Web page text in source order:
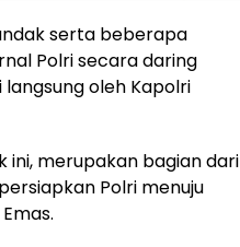
serta beberapa
Polri secara daring
langsung oleh Kapolri
ini, merupakan bagian dari
Polri menuju